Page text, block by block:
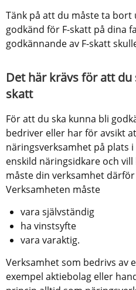
Tänk på att du måste ta
godkänd för F-skatt på dina
godkännande av F-skatt
Det här krävs för att
skatt
För att du ska kunna bli
bedriver eller har för avsikt
näringsverksamhet på plats i
enskild näringsidkare och
måste din verksamhet
Verksamheten måste
vara självständig
ha vinstsyfte
vara varaktig.
Verksamhet som bedrivs av
exempel aktiebolag eller